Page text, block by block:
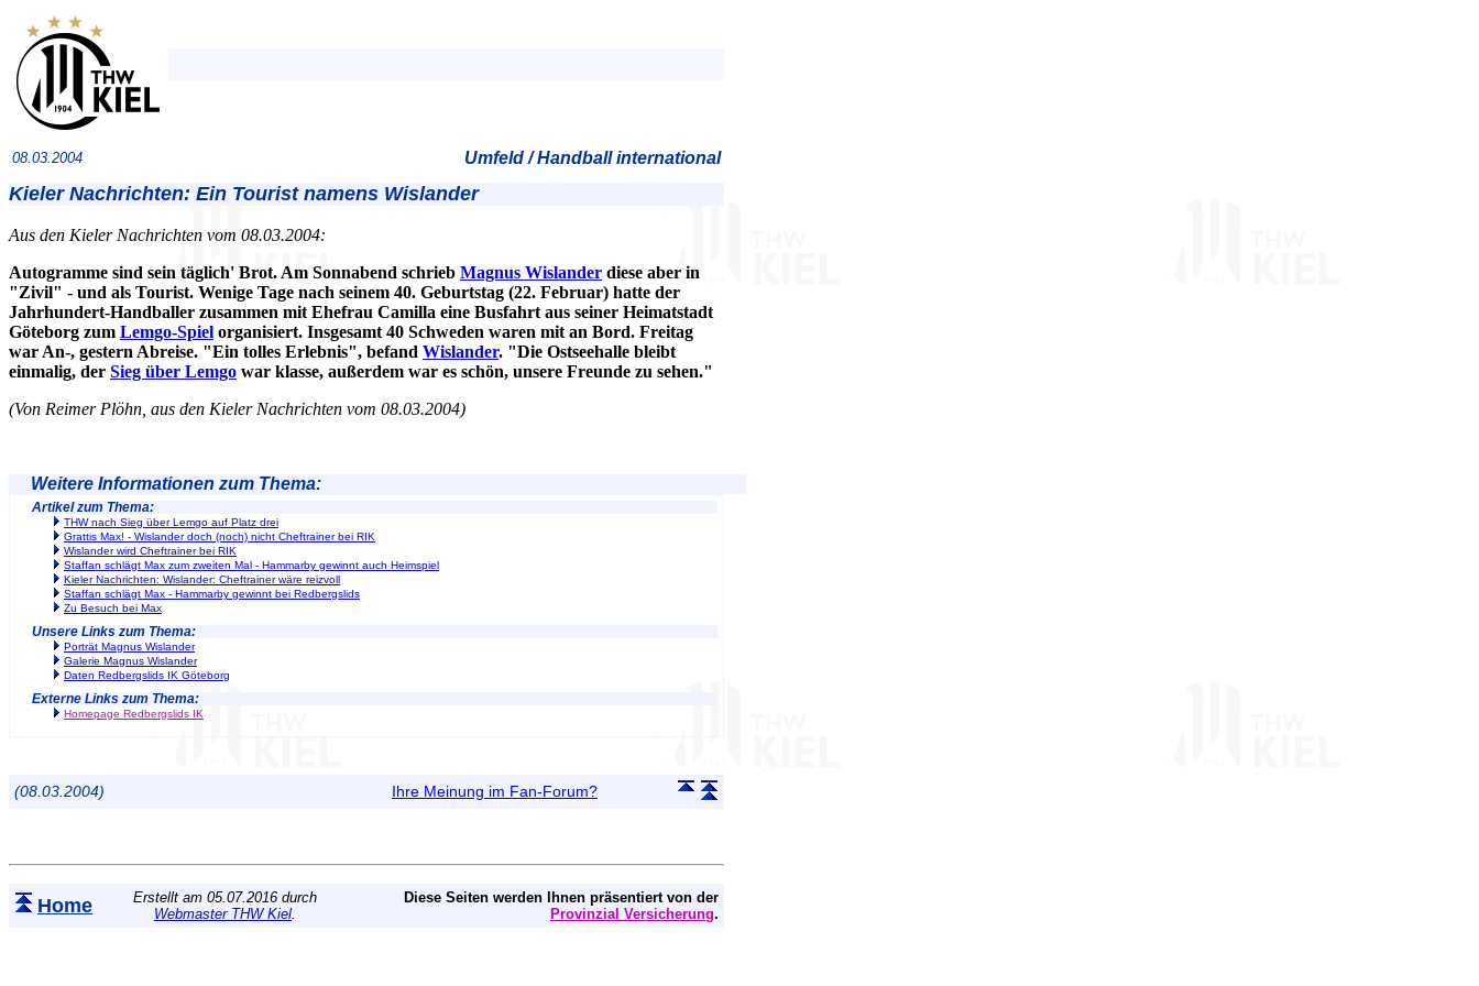
08.03.2004 Umfeld / Handball international
Kieler Nachrichten: Ein Tourist namens Wislander
Aus den Kieler Nachrichten vom 08.03.2004:
Autogramme sind sein täglich' Brot. Am Sonnabend schrieb Magnus Wislander diese aber in
"Zivil" - und als Tourist. Wenige Tage nach seinem 40. Geburtstag (22. Februar) hatte der
Jahrhundert-Handballer zusammen mit Ehefrau Camilla eine Busfahrt aus seiner Heimatstadt
Göteborg zum Lemgo-Spiel organisiert. Insgesamt 40 Schweden waren mit an Bord. Freitag
war An-, gestern Abreise. "Ein tolles Erlebnis", befand Wislander. "Die Ostseehalle bleibt
einmalig, der Sieg über Lemgo war klasse, außerdem war es schön, unsere Freunde zu sehen."
(Von Reimer Plöhn, aus den Kieler Nachrichten vom 08.03.2004)
Weitere Informationen zum Thema:
Artikel zum Thema:
THW nach Sieg über Lemgo auf Platz drei
Grattis Max! - Wislander doch (noch) nicht Cheftrainer bei RIK
Wislander wird Cheftrainer bei RIK
Staffan schlägt Max zum zweiten Mal - Hammarby gewinnt auch Heimspiel
Kieler Nachrichten: Wislander: Cheftrainer wäre reizvoll
Staffan schlägt Max - Hammarby gewinnt bei Redbergslids
Zu Besuch bei Max
Unsere Links zum Thema:
Porträt Magnus Wislander
Galerie Magnus Wislander
Daten Redbergslids IK Göteborg
Externe Links zum Thema:
Homepage Redbergslids IK
(08.03.2004) Ihre Meinung im Fan-Forum?
Home
Erstellt am 05.07.2016 durch
Webmaster THW Kiel.
Diese Seiten werden Ihnen präsentiert von der
Provinzial Versicherung.